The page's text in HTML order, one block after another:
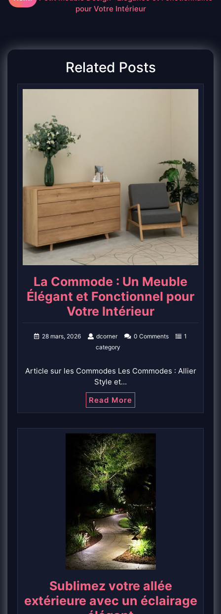
pour Votre Intérieur
Related Posts
La Commode : Un Meuble
Élégant et Fonctionnel pour
Votre Intérieur
28 mars, 2026 dcorner 0 Comments
1
category
Article sur les Commodes Les Commodes : Allier
Style et…
Read More
Sublimez votre allée
extérieure avec un éclairage